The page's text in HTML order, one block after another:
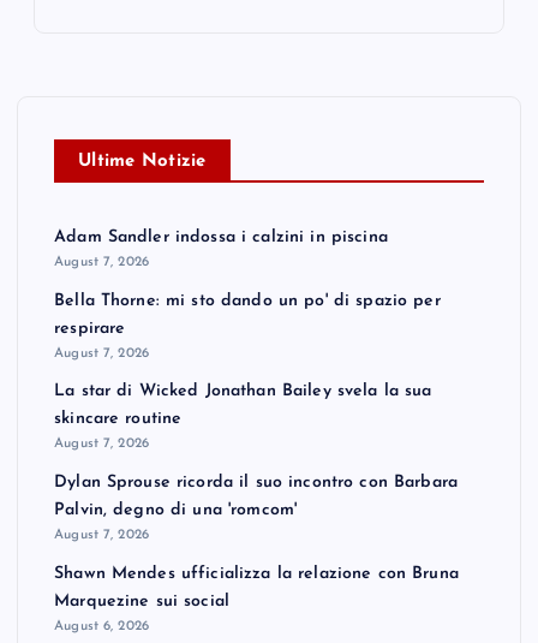
Ultime Notizie
Adam Sandler indossa i calzini in piscina
August 7, 2026
Bella Thorne: mi sto dando un po' di spazio per
respirare
August 7, 2026
La star di Wicked Jonathan Bailey svela la sua
skincare routine
August 7, 2026
Dylan Sprouse ricorda il suo incontro con Barbara
Palvin, degno di una 'romcom'
August 7, 2026
Shawn Mendes ufficializza la relazione con Bruna
Marquezine sui social
August 6, 2026